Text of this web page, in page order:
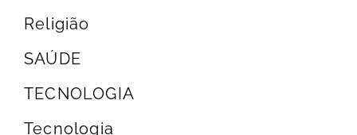
Religião
SAÚDE
TECNOLOGIA
Tecnologia